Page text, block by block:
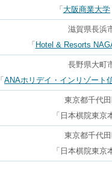
「 大阪商業大学
滋賀県長浜
「 Hotel & Resorts
長野県大町
「 ANAホリデイ・インリゾート
東京都千代
「日本棋院東京
東京都千代
「日本棋院東京